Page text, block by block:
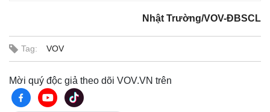
Nhật Trường/VOV-ĐBSCL
Tag: VOV
Mời quý độc giả theo dõi VOV.VN trên